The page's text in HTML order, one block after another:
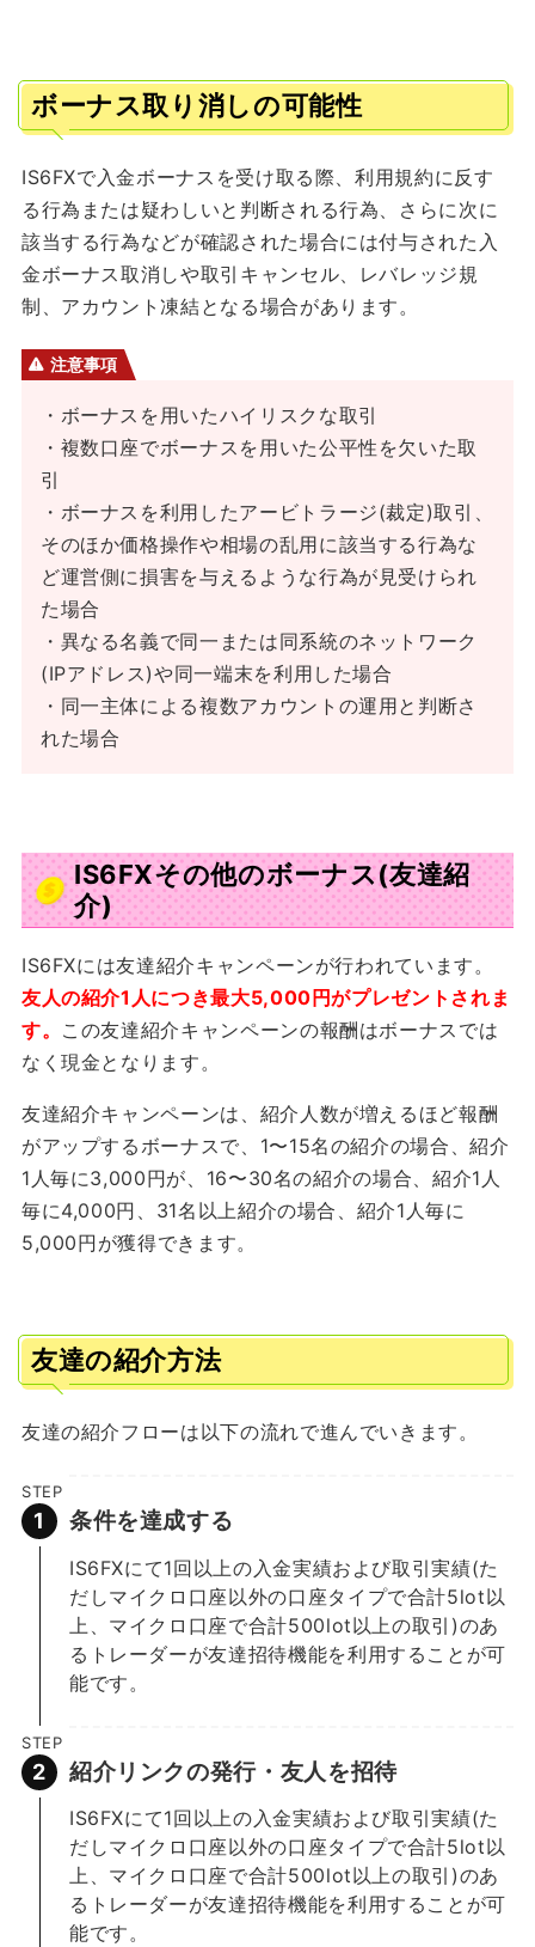
ボーナス取り消しの可能性
IS6FXで入金ボーナスを受け取る際、利用規約に反す
る行為または疑わしいと判断される行為、さらに次に
該当する行為などが確認された場合には付与された入
金ボーナス取消しや取引キャンセル、レバレッジ規
制、アカウント凍結となる場合があります。
注意事項
・ボーナスを用いたハイリスクな取引
・複数口座でボーナスを用いた公平性を欠いた取
引
・ボーナスを利用したアービトラージ(裁定)取引、
そのほか価格操作や相場の乱用に該当する行為な
ど運営側に損害を与えるような行為が見受けられ
た場合
・異なる名義で同一または同系統のネットワーク
(IPアドレス)や同一端末を利用した場合
・同一主体による複数アカウントの運用と判断さ
れた場合
IS6FXその他のボーナス(友達紹
介)
IS6FXには友達紹介キャンペーンが行われています。
友人の紹介1人につき最大5,000円がプレゼントされま
す。 この友達紹介キャンペーンの報酬はボーナスでは
なく現金となります。
友達紹介キャンペーンは、紹介人数が増えるほど報酬
がアップするボーナスで、1〜15名の紹介の場合、紹介
1人毎に3,000円が、16〜30名の紹介の場合、紹介1人
毎に4,000円、31名以上紹介の場合、紹介1人毎に
5,000円が獲得できます。
友達の紹介方法
友達の紹介フローは以下の流れで進んでいきます。
STEP
条件を達成する
IS6FXにて1回以上の入金実績および取引実績(た
だしマイクロ口座以外の口座タイプで合計5lot以
上、マイクロ口座で合計500lot以上の取引)のあ
るトレーダーが友達招待機能を利用することが可
能です。
STEP
紹介リンクの発行・友人を招待
IS6FXにて1回以上の入金実績および取引実績(た
だしマイクロ口座以外の口座タイプで合計5lot以
上、マイクロ口座で合計500lot以上の取引)のあ
るトレーダーが友達招待機能を利用することが可
能です。